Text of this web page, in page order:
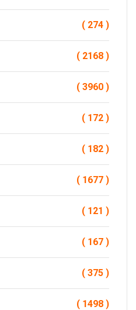
( 274 )
( 2168 )
( 3960 )
( 172 )
( 182 )
( 1677 )
( 121 )
( 167 )
( 375 )
( 1498 )